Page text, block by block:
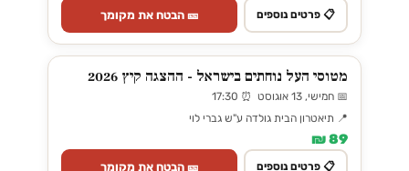
📋 פרטים נוספים 🎫 הבטח את מקומך
מטוסי העל נוחתים בישראל - ההצגה קיץ 2026
📅 חמישי, 13 אוגוסט ⏰ 17:30
📍 תיאטרון הבית גולדה ע"ש גברי לוי
89 ₪
📋 פרטים נוספים 🎫 הבטח את מקומך